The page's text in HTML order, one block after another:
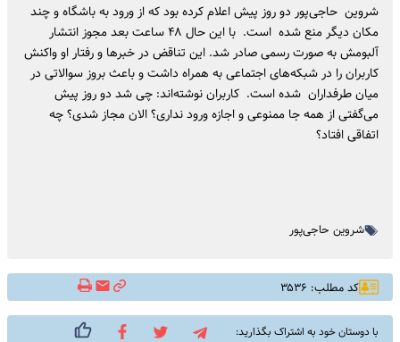
شروین حاجی‌پور دو روز پیش اعلام کرده بود که از ورود به باشگاه و چند
مکان دیگر منع شده است. با این حال ۴۸ ساعت بعد مجوز انتشار
آلبومش به صورت رسمی صادر شد. این تناقض در خبرها و رفتار او واکنش
کاربران را در شبکه‌های اجتماعی به همراه داشت و باعث بروز سوالاتی در
میان طرفداران شده است. کاربران نوشته‌اند: چی شد دو روز پیش
می‌گفتی از همه جا ممنوعی و اجازه ورود نداری؟ الان مجاز شدی؟ چه
اتفاقی افتاد؟
شروین حاجی‌پور
کد مطلب: ۳۵۳۶
با دوستان خود به اشتراک بگذارید: